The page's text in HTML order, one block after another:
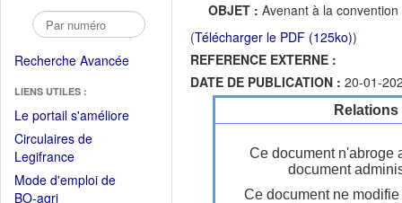
Recherche Avancée
LIENS UTILES :
Le portail s'améliore(Fichier
Circulaires de
Legifrance(Ouvrir
dans
une
Mode d'emploi de
BO-agri(Ouvrir
OBJET : Avenant à la
(Télécharger le PDF (125ko))
REFERENCE EXTERNE :
DATE DE PUBLICATION : 20-01-
Ce document n'abroge
document
Ce document ne